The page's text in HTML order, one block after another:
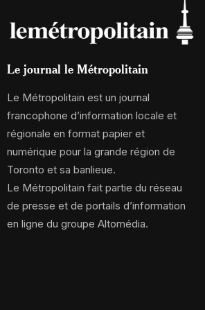
Le journal le Métropolitain
Le Métropolitain est un journal
francophone d’information locale et
régionale en format papier et
numérique pour la grande région de
Toronto et sa banlieue.
Le Métropolitain fait partie du réseau
de presse et de portails d’information
en ligne du groupe Altomédia.